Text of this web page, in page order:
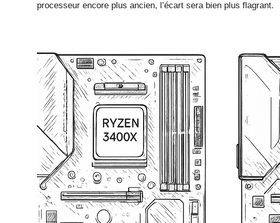
processeur encore plus ancien, l’écart sera bien plus flagrant.